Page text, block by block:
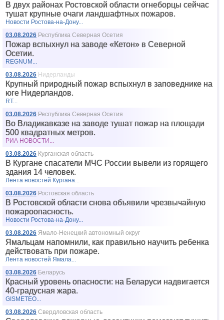
В двух районах Ростовской области огнеборцы сейчас
тушат крупные очаги ландшафтных пожаров.
Новости Ростова-на-Дону...
03.08.2026 Республика Северная Осетия
Пожар вспыхнул на заводе «Кетон» в Северной
Осетии.
REGNUM...
03.08.2026 Нидерланды
Крупный природный пожар вспыхнул в заповеднике на
юге Нидерландов.
RT...
03.08.2026 Республика Северная Осетия
Во Владикавказе на заводе тушат пожар на площади
500 квадратных метров.
РИА НОВОСТИ...
03.08.2026 Курганская область
В Кургане спасатели МЧС России вывели из горящего
здания 14 человек.
Лента новостей Кургана...
03.08.2026 Ростовская область
В Ростовской области снова объявили чрезвычайную
пожароопасность.
Новости Ростова-на-Дону...
03.08.2026 Ямало-Ненецкий автономный округ
Ямальцам напомнили, как правильно научить ребенка
действовать при пожаре.
Лента новостей Ямала...
03.08.2026 Беларусь
Красный уровень опасности: на Беларуси надвигается
40-градусная жара.
GISMETEO...
03.08.2026 Свердловская область